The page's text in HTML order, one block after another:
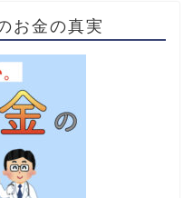
お金の真実